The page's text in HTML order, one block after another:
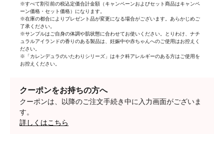
※すべて割引前の税込定価合計金額（キャンペーンおよびセット商品はキャンペ
ーン価格・セット価格）になります。
※在庫の都合によりプレゼント品が変更になる場合がございます。あらかじめご
了承ください。
※サンプルはご自身の体調や肌状態に合わせてお使いください。とりわけ、ナチ
ュラルアイランドの香りのある製品は、妊娠中や赤ちゃんへのご使用はお控えく
ださい。
※「カレンデュラのいたわりシリーズ」はキク科アレルギーのある方はご使用を
お控えください。
クーポンをお持ちの方へ
クーポンは、以降のご注文手続き中に入力画面がございま
す。
詳しくはこちら